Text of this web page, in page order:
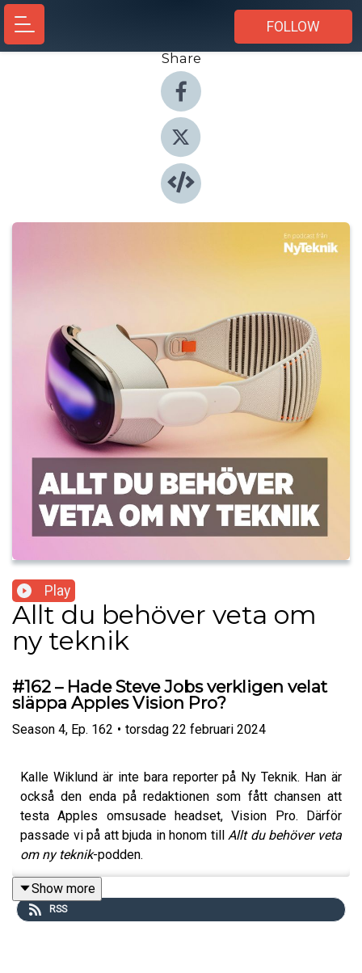
FOLLOW
Share
Play
Allt du behöver veta om
ny teknik
#162 – Hade Steve Jobs verkligen velat
släppa Apples Vision Pro?
Season 4, Ep. 162 • torsdag 22 februari 2024
Kalle Wiklund är inte bara reporter på Ny Teknik. Han är
också den enda på redaktionen som fått chansen att
testa Apples omsusade headset, Vision Pro. Därför
passade vi på att bjuda in honom till Allt du behöver veta
om ny teknik-podden.
Kalle berättar att han då och då hade svårt att skilja på
vad som var virtuellt och vad som verkligt. Det är
förmodligen den sortens omdöme Apple inte har något
Show more
RSS